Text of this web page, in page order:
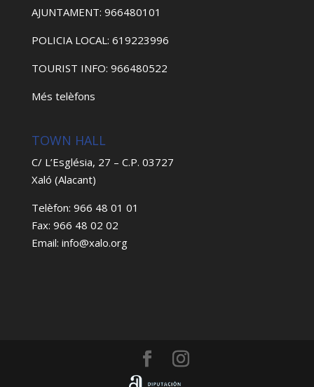
AJUNTAMENT: 966480101
POLICIA LOCAL: 619223996
TOURIST INFO: 966480522
Més telèfons
TOWN HALL
C/ L’Església, 27 – C.P. 03727
Xaló (Alacant)
Telèfon: 966 48 01 01
Fax: 966 48 02 02
Email: info@xalo.org